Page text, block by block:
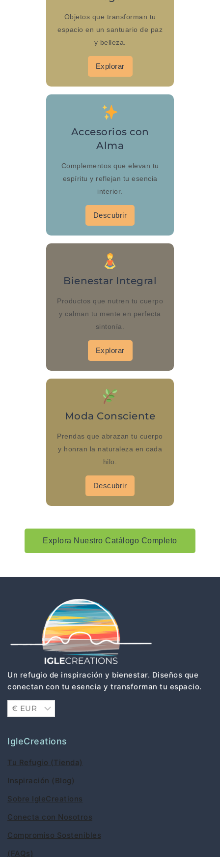
Objetos que transforman tu
espacio en un santuario de paz
y belleza.
Explorar
Accesorios con
Alma
Complementos que elevan tu
espíritu y reflejan tu esencia
interior.
Descubrir
Bienestar Integral
Productos que nutren tu cuerpo
y calman tu mente en perfecta
sintonía.
Explorar
Moda Consciente
Prendas que abrazan tu cuerpo
y honran la naturaleza en cada
hilo.
Descubrir
Explora Nuestro Catálogo Completo
Un refugio de inspiración y bienestar. Diseños que
conectan con tu esencia y transforman tu espacio.
IgleCreations
Tu Refugio (Tienda)
Inspiración (Blog)
Sobre IgleCreations
Conecta con Nosotros
Compromiso Sostenibles
(FAQs)